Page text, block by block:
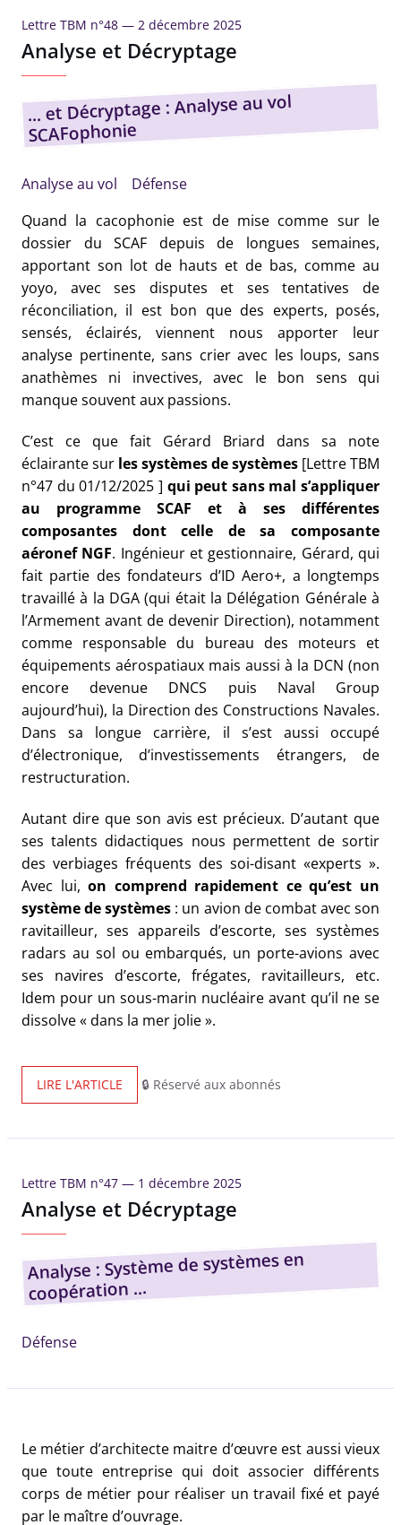
Lettre TBM n°48 — 2 décembre 2025
Analyse et Décryptage
... et Décryptage : Analyse au vol
SCAFophonie
Analyse au vol
Défense
Quand la cacophonie est de mise comme sur le
dossier du SCAF depuis de longues semaines,
apportant son lot de hauts et de bas, comme au
yoyo, avec ses disputes et ses tentatives de
réconciliation, il est bon que des experts, posés,
sensés, éclairés, viennent nous apporter leur
analyse pertinente, sans crier avec les loups, sans
anathèmes ni invectives, avec le bon sens qui
manque souvent aux passions.
C’est ce que fait Gérard Briard dans sa note
éclairante sur les systèmes de systèmes [Lettre TBM
n°47 du 01/12/2025 ] qui peut sans mal s’appliquer
au programme SCAF et à ses différentes
composantes dont celle de sa composante
aéronef NGF. Ingénieur et gestionnaire, Gérard, qui
fait partie des fondateurs d’ID Aero+, a longtemps
travaillé à la DGA (qui était la Délégation Générale à
l’Armement avant de devenir Direction), notamment
comme responsable du bureau des moteurs et
équipements aérospatiaux mais aussi à la DCN (non
encore devenue DNCS puis Naval Group
aujourd’hui), la Direction des Constructions Navales.
Dans sa longue carrière, il s’est aussi occupé
d’électronique, d’investissements étrangers, de
restructuration.
Autant dire que son avis est précieux. D’autant que
ses talents didactiques nous permettent de sortir
des verbiages fréquents des soi-disant «experts ».
Avec lui,on comprend rapidement ce qu’est un
système de systèmes : un avion de combat avec son
ravitailleur, ses appareils d’escorte, ses systèmes
radars au sol ou embarqués, un porte-avions avec
ses navires d’escorte, frégates, ravitailleurs, etc.
Idem pour un sous-marin nucléaire avant qu’il ne se
dissolve « dans la mer jolie ».
LIRE L'ARTICLE 🔒 Réservé aux abonnés
Lettre TBM n°47 — 1 décembre 2025
Analyse et Décryptage
Analyse : Système de systèmes en
coopération ...
Défense
Le métier d’architecte maitre d’œuvre est aussi vieux
que toute entreprise qui doit associer différents
corps de métier pour réaliser un travail fixé et payé
par le maître d’ouvrage.